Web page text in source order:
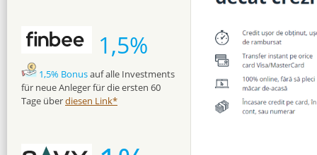
1,5%
1,5% Bonusauf alle Investments
für neue Anleger für die ersten 60
Tage überdiesen Link*